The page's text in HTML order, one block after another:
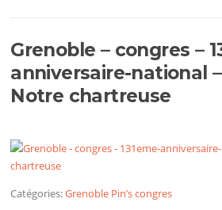
Grenoble – congres –
anniversaire-national
Notre chartreuse
Catégories:Grenoble Pin’s congres